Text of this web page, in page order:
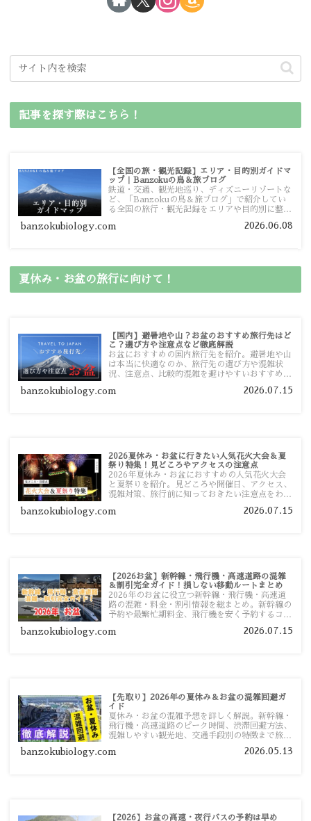
記事を探す際はこちら！
【全国の旅・観光記録】エリア・目的別ガイドマ
ップ｜Banzokuの鳥＆旅ブログ
鉄道・交通、観光地巡り、ディズニーリゾートな
ど、「Banzokuの鳥＆旅ブログ」で紹介してい
る全国の旅行・観光記録をエリアや目的別に整理
ガイドマップからスムーズに見つけていただけま
banzokubiology.com 2026.06.08
夏休み・お盆の旅行に向けて！
【国内】避暑地や山？お盆のおすすめ旅行先はど
こ？選び方や注意点など徹底解説
お盆におすすめの国内旅行先を紹介。避暑地や山
は本当に快適なのか、旅行先の選び方や混雑状
況、注意点、比較的混雑を避けやすいおすすめス
す。
banzokubiology.com 2026.07.15
2026夏休み・お盆に行きたい人気花火大会＆夏
祭り特集！見どころやアクセスの注意点
2026年夏休み・お盆におすすめの人気花火大会
と夏祭りを紹介。見どころや開催日、アクセス、
混雑対策、旅行前に知っておきたい注意点をわか
banzokubiology.com 2026.07.15
【2026お盆】新幹線・飛行機・高速道路の混雑
＆割引完全ガイド！損しない移動ルートまとめ
2026年のお盆に役立つ新幹線・飛行機・高速道
路の混雑・料金・割引情報を総まとめ。新幹線の
予約や最繁忙期料金、飛行機を安く予約するコ
い移動方法を分かりやすく解説します。
banzokubiology.com 2026.07.15
【先取り】2026年の夏休み＆お盆の混雑回避ガ
イド
夏休み・お盆の混雑予想を詳しく解説。新幹線・
飛行機・高速道路のピーク時間、渋滞回避方法、
混雑しやすい観光地、交通手段別の特徴まで旅行
banzokubiology.com 2026.05.13
【2026】お盆の高速・夜行バスの予約は早め